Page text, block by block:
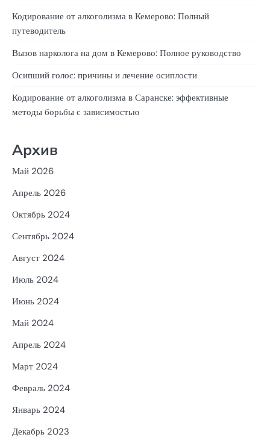
Кодирование от алкоголизма в Кемерово: Полный
путеводитель
Вызов нарколога на дом в Кемерово: Полное руководство
Осипший голос: причины и лечение осиплости
Кодирование от алкоголизма в Саранске: эффективные
методы борьбы с зависимостью
Архив
Май 2026
Апрель 2026
Октябрь 2024
Сентябрь 2024
Август 2024
Июль 2024
Июнь 2024
Май 2024
Апрель 2024
Март 2024
Февраль 2024
Январь 2024
Декабрь 2023